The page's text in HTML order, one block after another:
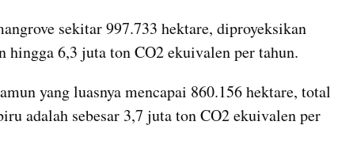
sekitar 997.733 hektare, diproyeksikan
hingga 6,3 juta ton CO2 ekuivalen per tahun.
yang luasnya mencapai 860.156 hektare, total
adalah sebesar 3,7 juta ton CO2 ekuivalen per